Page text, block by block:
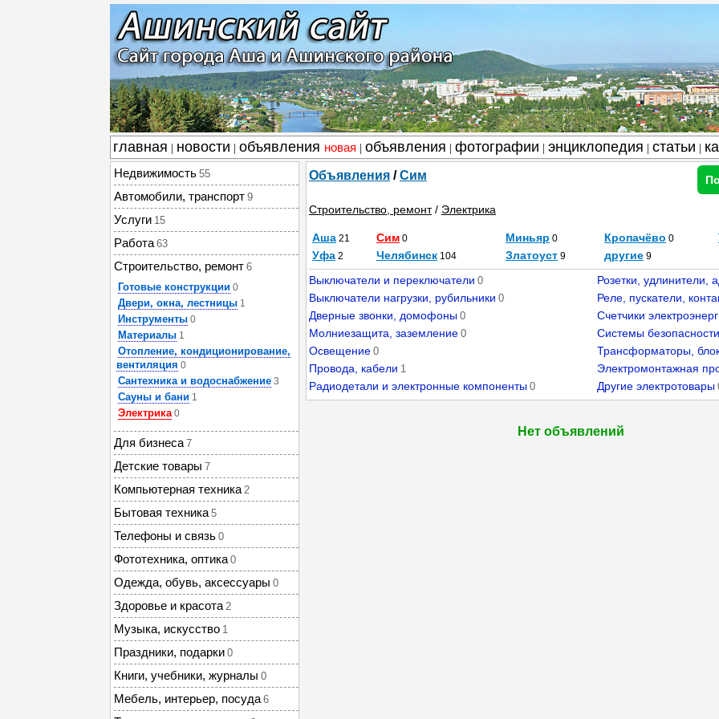
главная новости объявления новая объявления фотографии энциклопедия статьи
Недвижимость 55
Автомобили, транспорт 9
Услуги 15
Работа 63
Строительство, ремонт 6
Готовые конструкции 0
Двери, окна, лестницы 1
Инструменты 0
Материалы 1
Отопление, кондиционирование,
вентиляция 0
Сантехника и водоснабжение 3
Сауны и бани 1
Электрика 0
Для бизнеса 7
Детские товары 7
Компьютерная техника 2
Бытовая техника 5
Телефоны и связь 0
Фототехника, оптика 0
Одежда, обувь, аксессуары 0
Здоровье и красота 2
Музыка, искусство 1
Праздники, подарки 0
Книги, учебники, журналы 0
Мебель, интерьер, посуда 6
Объявления /Сим
Строительство, ремонт/ Электрика
Аша 21 Сим 0 Миньяр 0 Кропачёво 0
Уфа 2 Челябинск 104 Златоуст 9 другие 9
Выключатели и переключатели 0 Розетки, удлинители,
Выключатели нагрузки, рубильники 0 Реле, пускатели,
Дверные звонки, домофоны 0 Счетчики
Молниезащита, заземление 0 Системы безопасности
Освещение 0 Трансформаторы,
Провода, кабели 1 Электромонтажная
Радиодетали и электронные компоненты 0 Другие электротовары
Нет объявлений